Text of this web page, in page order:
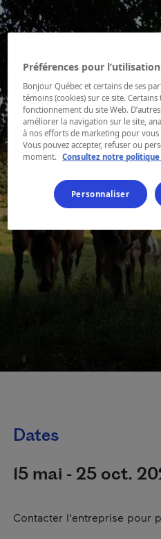
Dates
15 mai - 25 oct.
Contacter l'entreprise pour
Préférences pour
Bonjour Québec et certains de ses
témoins (cookies) sur ce site.
fonctionnement du site Web.
améliorer la navigation sur le site,
à nos efforts de marketing pour
Vous pouvez accepter, refuser ou
moment.
Consultez notre
Personnaliser